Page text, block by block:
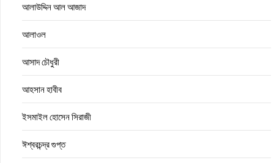
আলাউদ্দিন আল আজাদ
আলাওল
আসাদ চৌধুরী
আহসান হাবীব
ইসমাইল হোসেন সিরাজী
ঈশ্বরচন্দ্র গুপ্ত